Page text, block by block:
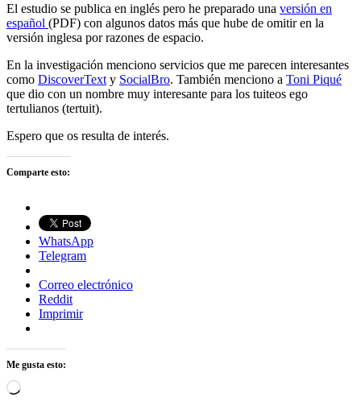
El estudio se publica en inglés pero he preparado una versión en
español (PDF) con algunos datos más que hube de omitir en la
versión inglesa por razones de espacio.
En la investigación menciono servicios que me parecen interesantes
como DiscoverText y SocialBro. También menciono a Toni Piqué
que dio con un nombre muy interesante para los tuiteos ego
tertulianos (tertuit).
Espero que os resulta de interés.
Comparte esto:
WhatsApp
Telegram
Correo electrónico
Reddit
Imprimir
Me gusta esto:
Cargando...